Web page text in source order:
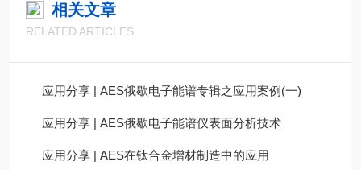
相关文章
RELATED ARTICLES
应用分享 | AES俄歇电子能谱专辑之应用案例(一)
应用分享 | AES俄歇电子能谱仪表面分析技术
应用分享 | AES在钛合金增材制造中的应用